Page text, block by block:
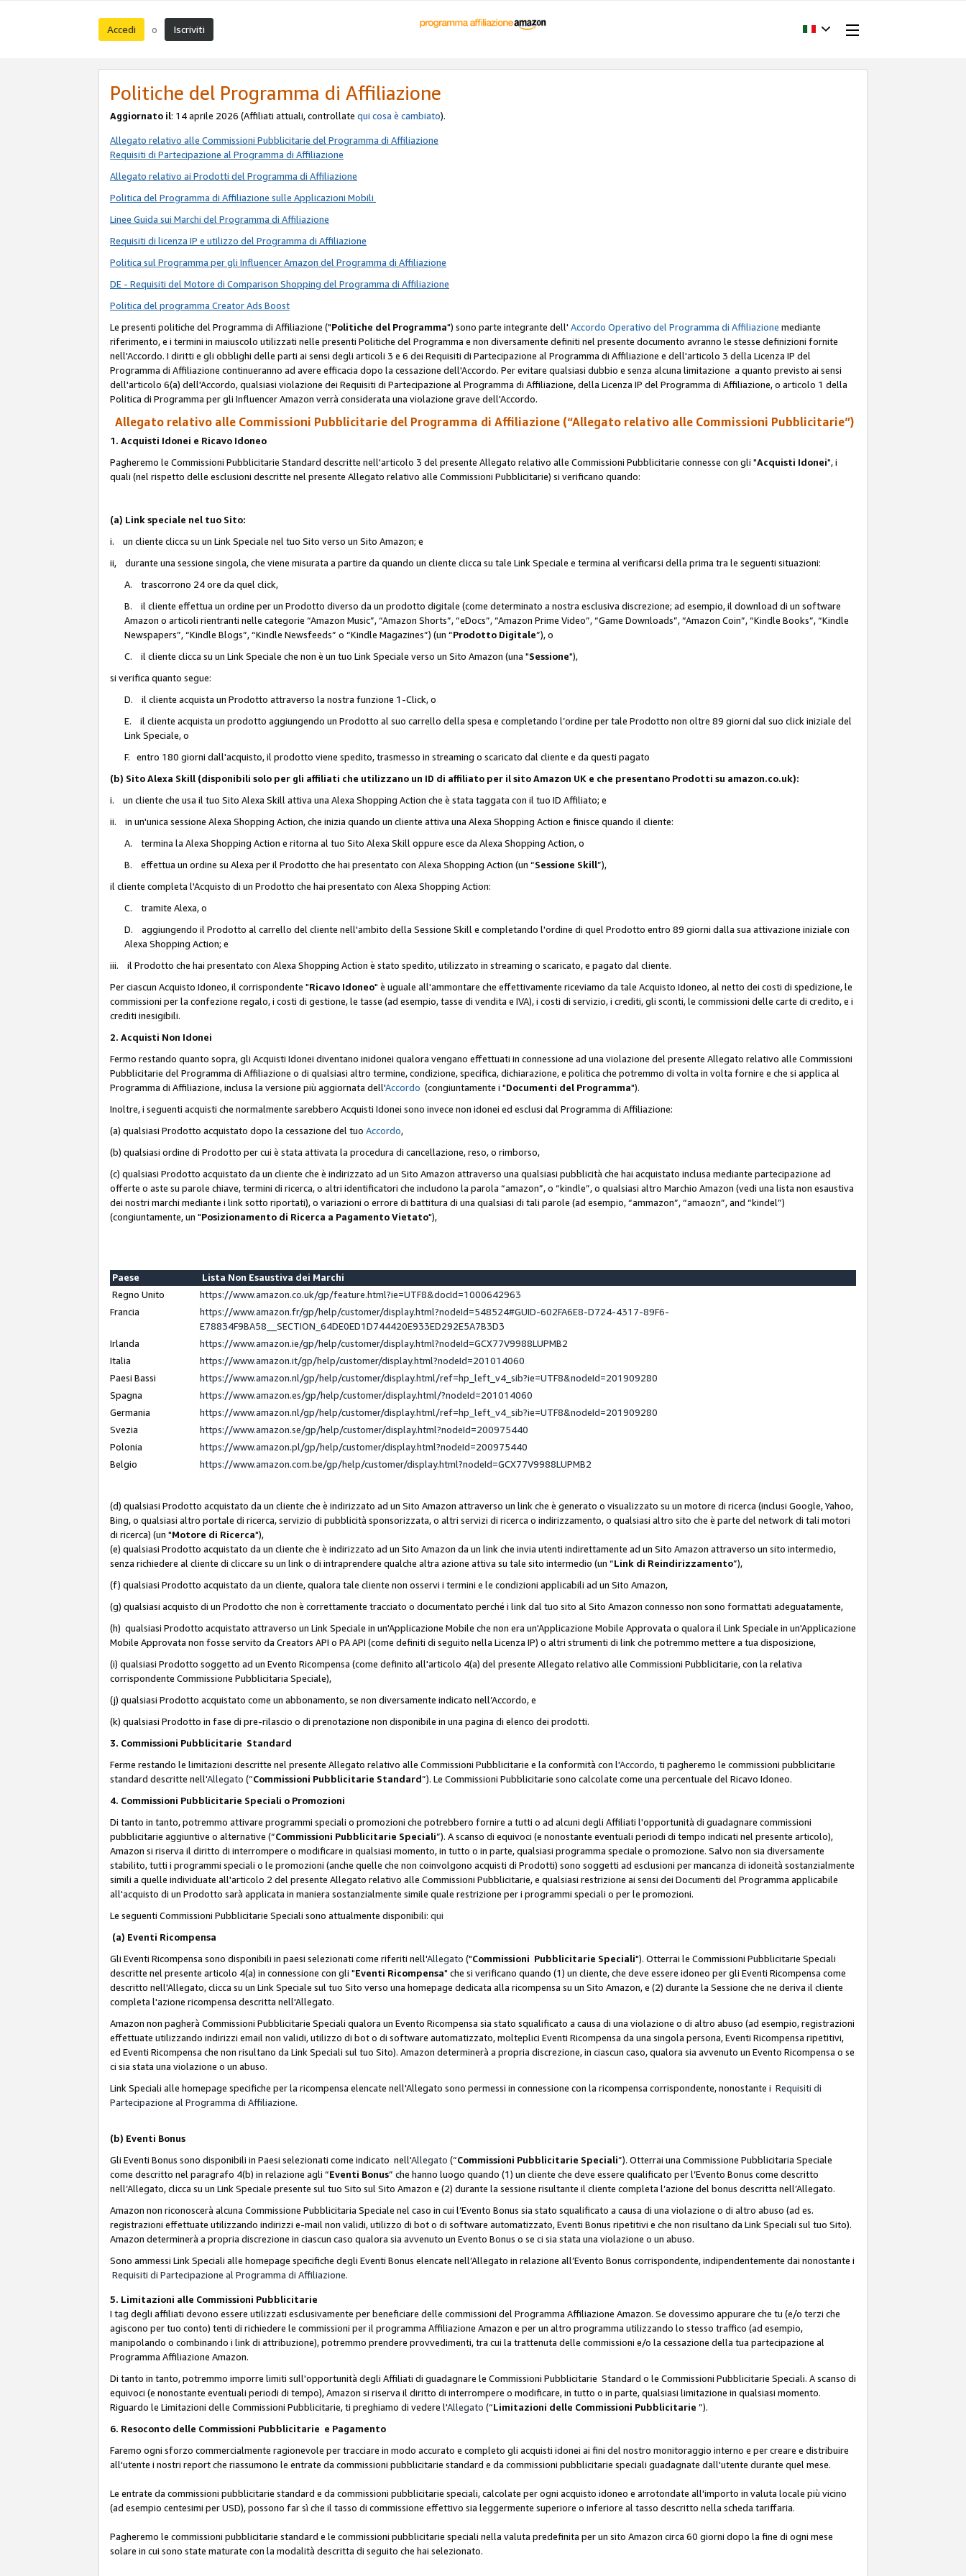
Accedi o Iscriviti
Politiche del Programma di Affiliazione
Aggiornato il: 14 aprile 2026 (Affiliati attuali, controllate qui cosa è cambiato).
Allegato relativo alle Commissioni Pubblicitarie del Programma di Affiliazione
Requisiti di Partecipazione al Programma di Affiliazione
Allegato relativo ai Prodotti del Programma di Affiliazione
Politica del Programma di Affiliazione sulle Applicazioni Mobili
Linee Guida sui Marchi del Programma di Affiliazione
Requisiti di licenza IP e utilizzo del Programma di Affiliazione
Politica sul Programma per gli Influencer Amazon del Programma di Affiliazione
DE - Requisiti del Motore di Comparison Shopping del Programma di Affiliazione
Politica del programma Creator Ads Boost
Le presenti politiche del Programma di Affiliazione ("Politiche del Programma") sono parte integrante dell' Accordo Operativo del Programma di Affiliazione mediante
riferimento, e i termini in maiuscolo utilizzati nelle presenti Politiche del Programma e non diversamente definiti nel presente documento avranno le stesse definizioni fornite
nell'Accordo. I diritti e gli obblighi delle parti ai sensi degli articoli 3 e 6 dei Requisiti di Partecipazione al Programma di Affiliazione e dell'articolo 3 della Licenza IP del
Programma di Affiliazione continueranno ad avere efficacia dopo la cessazione dell'Accordo. Per evitare qualsiasi dubbio e senza alcuna limitazione a quanto previsto ai sensi
dell'articolo 6(a) dell'Accordo, qualsiasi violazione dei Requisiti di Partecipazione al Programma di Affiliazione, della Licenza IP del Programma di Affiliazione, o articolo 1 della
Politica di Programma per gli Influencer Amazon verrà considerata una violazione grave dell'Accordo.
Allegato relativo alle Commissioni Pubblicitarie del Programma di Affiliazione (“Allegato relativo alle Commissioni Pubblicitarie”)
1. Acquisti Idonei e Ricavo Idoneo
Pagheremo le Commissioni Pubblicitarie Standard descritte nell'articolo 3 del presente Allegato relativo alle Commissioni Pubblicitarie connesse con gli "Acquisti Idonei", i
quali (nel rispetto delle esclusioni descritte nel presente Allegato relativo alle Commissioni Pubblicitarie) si verificano quando:
(a) Link speciale nel tuo Sito:
i. un cliente clicca su un Link Speciale nel tuo Sito verso un Sito Amazon; e
ii, durante una sessione singola, che viene misurata a partire da quando un cliente clicca su tale Link Speciale e termina al verificarsi della prima tra le seguenti situazioni:
A. trascorrono 24 ore da quel click,
B. il cliente effettua un ordine per un Prodotto diverso da un prodotto digitale (come determinato a nostra esclusiva discrezione; ad esempio, il download di un software
Amazon o articoli rientranti nelle categorie “Amazon Music”, “Amazon Shorts”, “eDocs”, “Amazon Prime Video”, “Game Downloads”, “Amazon Coin”, “Kindle Books”, “Kindle
Newspapers”, “Kindle Blogs”, “Kindle Newsfeeds” o “Kindle Magazines”) (un “Prodotto Digitale”), o
C. il cliente clicca su un Link Speciale che non è un tuo Link Speciale verso un Sito Amazon (una "Sessione"),
si verifica quanto segue:
D. il cliente acquista un Prodotto attraverso la nostra funzione 1-Click, o
E. il cliente acquista un prodotto aggiungendo un Prodotto al suo carrello della spesa e completando l’ordine per tale Prodotto non oltre 89 giorni dal suo click iniziale del
Link Speciale, o
F. entro 180 giorni dall'acquisto, il prodotto viene spedito, trasmesso in streaming o scaricato dal cliente e da questi pagato
(b) Sito Alexa Skill (disponibili solo per gli affiliati che utilizzano un ID di affiliato per il sito Amazon UK e che presentano Prodotti su amazon.co.uk):
i. un cliente che usa il tuo Sito Alexa Skill attiva una Alexa Shopping Action che è stata taggata con il tuo ID Affiliato; e
ii. in un'unica sessione Alexa Shopping Action, che inizia quando un cliente attiva una Alexa Shopping Action e finisce quando il cliente:
A. termina la Alexa Shopping Action e ritorna al tuo Sito Alexa Skill oppure esce da Alexa Shopping Action, o
B. effettua un ordine su Alexa per il Prodotto che hai presentato con Alexa Shopping Action (un “Sessione Skill”),
il cliente completa l'Acquisto di un Prodotto che hai presentato con Alexa Shopping Action:
C. tramite Alexa, o
D. aggiungendo il Prodotto al carrello del cliente nell'ambito della Sessione Skill e completando l'ordine di quel Prodotto entro 89 giorni dalla sua attivazione iniziale con
Alexa Shopping Action; e
iii. il Prodotto che hai presentato con Alexa Shopping Action è stato spedito, utilizzato in streaming o scaricato, e pagato dal cliente.
Per ciascun Acquisto Idoneo, il corrispondente "Ricavo Idoneo" è uguale all'ammontare che effettivamente riceviamo da tale Acquisto Idoneo, al netto dei costi di spedizione, le
commissioni per la confezione regalo, i costi di gestione, le tasse (ad esempio, tasse di vendita e IVA), i costi di servizio, i crediti, gli sconti, le commissioni delle carte di credito, e i
crediti inesigibili.
2. Acquisti Non Idonei
Fermo restando quanto sopra, gli Acquisti Idonei diventano inidonei qualora vengano effettuati in connessione ad una violazione del presente Allegato relativo alle Commissioni
Pubblicitarie del Programma di Affiliazione o di qualsiasi altro termine, condizione, specifica, dichiarazione, e politica che potremmo di volta in volta fornire e che si applica al
Programma di Affiliazione, inclusa la versione più aggiornata dell'Accordo (congiuntamente i "Documenti del Programma").
Inoltre, i seguenti acquisti che normalmente sarebbero Acquisti Idonei sono invece non idonei ed esclusi dal Programma di Affiliazione:
(a) qualsiasi Prodotto acquistato dopo la cessazione del tuo Accordo,
(b) qualsiasi ordine di Prodotto per cui è stata attivata la procedura di cancellazione, reso, o rimborso,
(c) qualsiasi Prodotto acquistato da un cliente che è indirizzato ad un Sito Amazon attraverso una qualsiasi pubblicità che hai acquistato inclusa mediante partecipazione ad
offerte o aste su parole chiave, termini di ricerca, o altri identificatori che includono la parola “amazon”, o “kindle”, o qualsiasi altro Marchio Amazon (vedi una lista non esaustiva
dei nostri marchi mediante i link sotto riportati), o variazioni o errore di battitura di una qualsiasi di tali parole (ad esempio, “ammazon”, “amaozn”, and “kindel”)
(congiuntamente, un "Posizionamento di Ricerca a Pagamento Vietato"),
Paese
Lista Non Esaustiva dei Marchi
Regno Unito
https://www.amazon.co.uk/gp/feature.html?ie=UTF8&docId=1000642963
Francia
https://www.amazon.fr/gp/help/customer/display.html?nodeId=548524#GUID-602FA6E8-D724-4317-89F6-
E78834F9BA58__SECTION_64DE0ED1D744420E933ED292E5A7B3D3
Irlanda
https://www.amazon.ie/gp/help/customer/display.html?nodeId=GCX77V9988LUPMB2
Italia
https://www.amazon.it/gp/help/customer/display.html?nodeId=201014060
Paesi Bassi
https://www.amazon.nl/gp/help/customer/display.html/ref=hp_left_v4_sib?ie=UTF8&nodeId=201909280
Spagna
https://www.amazon.es/gp/help/customer/display.html/?nodeId=201014060
Germania
https://www.amazon.nl/gp/help/customer/display.html/ref=hp_left_v4_sib?ie=UTF8&nodeId=201909280
Svezia
https://www.amazon.se/gp/help/customer/display.html?nodeId=200975440
Polonia
https://www.amazon.pl/gp/help/customer/display.html?nodeId=200975440
Belgio
https://www.amazon.com.be/gp/help/customer/display.html?nodeId=GCX77V9988LUPMB2
(d) qualsiasi Prodotto acquistato da un cliente che è indirizzato ad un Sito Amazon attraverso un link che è generato o visualizzato su un motore di ricerca (inclusi Google, Yahoo,
Bing, o qualsiasi altro portale di ricerca, servizio di pubblicità sponsorizzata, o altri servizi di ricerca o indirizzamento, o qualsiasi altro sito che è parte del network di tali motori
di ricerca) (un "Motore di Ricerca"),
(e) qualsiasi Prodotto acquistato da un cliente che è indirizzato ad un Sito Amazon da un link che invia utenti indirettamente ad un Sito Amazon attraverso un sito intermedio,
senza richiedere al cliente di cliccare su un link o di intraprendere qualche altra azione attiva su tale sito intermedio (un “Link di Reindirizzamento”),
(f) qualsiasi Prodotto acquistato da un cliente, qualora tale cliente non osservi i termini e le condizioni applicabili ad un Sito Amazon,
(g) qualsiasi acquisto di un Prodotto che non è correttamente tracciato o documentato perché i link dal tuo sito al Sito Amazon connesso non sono formattati adeguatamente,
(h) qualsiasi Prodotto acquistato attraverso un Link Speciale in un'Applicazione Mobile che non era un'Applicazione Mobile Approvata o qualora il Link Speciale in un'Applicazione
Mobile Approvata non fosse servito da Creators API o PA API (come definiti di seguito nella Licenza IP) o altri strumenti di link che potremmo mettere a tua disposizione,
(i) qualsiasi Prodotto soggetto ad un Evento Ricompensa (come definito all'articolo 4(a) del presente Allegato relativo alle Commissioni Pubblicitarie, con la relativa
corrispondente Commissione Pubblicitaria Speciale),
(j) qualsiasi Prodotto acquistato come un abbonamento, se non diversamente indicato nell’Accordo, e
(k) qualsiasi Prodotto in fase di pre-rilascio o di prenotazione non disponibile in una pagina di elenco dei prodotti.
3. Commissioni Pubblicitarie Standard
Ferme restando le limitazioni descritte nel presente Allegato relativo alle Commissioni Pubblicitarie e la conformità con l'Accordo, ti pagheremo le commissioni pubblicitarie
standard descritte nell'Allegato (“Commissioni Pubblicitarie Standard”). Le Commissioni Pubblicitarie sono calcolate come una percentuale del Ricavo Idoneo.
4. Commissioni Pubblicitarie Speciali o Promozioni
Di tanto in tanto, potremmo attivare programmi speciali o promozioni che potrebbero fornire a tutti o ad alcuni degli Affiliati l'opportunità di guadagnare commissioni
pubblicitarie aggiuntive o alternative (“Commissioni Pubblicitarie Speciali”). A scanso di equivoci (e nonostante eventuali periodi di tempo indicati nel presente articolo),
Amazon si riserva il diritto di interrompere o modificare in qualsiasi momento, in tutto o in parte, qualsiasi programma speciale o promozione. Salvo non sia diversamente
stabilito, tutti i programmi speciali o le promozioni (anche quelle che non coinvolgono acquisti di Prodotti) sono soggetti ad esclusioni per mancanza di idoneità sostanzialmente
simili a quelle individuate all'articolo 2 del presente Allegato relativo alle Commissioni Pubblicitarie, e qualsiasi restrizione ai sensi dei Documenti del Programma applicabile
all'acquisto di un Prodotto sarà applicata in maniera sostanzialmente simile quale restrizione per i programmi speciali o per le promozioni.
Le seguenti Commissioni Pubblicitarie Speciali sono attualmente disponibili: qui
(a) Eventi Ricompensa
Gli Eventi Ricompensa sono disponibili in paesi selezionati come riferiti nell'Allegato ("Commissioni Pubblicitarie Speciali"). Otterrai le Commissioni Pubblicitarie Speciali
descritte nel presente articolo 4(a) in connessione con gli "Eventi Ricompensa" che si verificano quando (1) un cliente, che deve essere idoneo per gli Eventi Ricompensa come
descritto nell'Allegato, clicca su un Link Speciale sul tuo Sito verso una homepage dedicata alla ricompensa su un Sito Amazon, e (2) durante la Sessione che ne deriva il cliente
completa l'azione ricompensa descritta nell'Allegato.
Amazon non pagherà Commissioni Pubblicitarie Speciali qualora un Evento Ricompensa sia stato squalificato a causa di una violazione o di altro abuso (ad esempio, registrazioni
effettuate utilizzando indirizzi email non validi, utilizzo di bot o di software automatizzato, molteplici Eventi Ricompensa da una singola persona, Eventi Ricompensa ripetitivi,
ed Eventi Ricompensa che non risultano da Link Speciali sul tuo Sito). Amazon determinerà a propria discrezione, in ciascun caso, qualora sia avvenuto un Evento Ricompensa o se
ci sia stata una violazione o un abuso.
Link Speciali alle homepage specifiche per la ricompensa elencate nell'Allegato sono permessi in connessione con la ricompensa corrispondente, nonostante i Requisiti di
Partecipazione al Programma di Affiliazione.
(b) Eventi Bonus
Gli Eventi Bonus sono disponibili in Paesi selezionati come indicato nell'Allegato (“Commissioni Pubblicitarie Speciali”). Otterrai una Commissione Pubblicitaria Speciale
come descritto nel paragrafo 4(b) in relazione agli “Eventi Bonus” che hanno luogo quando (1) un cliente che deve essere qualificato per l’Evento Bonus come descritto
nell’Allegato, clicca su un Link Speciale presente sul tuo Sito sul Sito Amazon e (2) durante la sessione risultante il cliente completa l’azione del bonus descritta nell’Allegato.
Amazon non riconoscerà alcuna Commissione Pubblicitaria Speciale nel caso in cui l’Evento Bonus sia stato squalificato a causa di una violazione o di altro abuso (ad es.
registrazioni effettuate utilizzando indirizzi e-mail non validi, utilizzo di bot o di software automatizzato, Eventi Bonus ripetitivi e che non risultano da Link Speciali sul tuo Sito).
Amazon determinerà a propria discrezione in ciascun caso qualora sia avvenuto un Evento Bonus o se ci sia stata una violazione o un abuso.
Sono ammessi Link Speciali alle homepage specifiche degli Eventi Bonus elencate nell’Allegato in relazione all’Evento Bonus corrispondente, indipendentemente dai nonostante i
Requisiti di Partecipazione al Programma di Affiliazione.
5. Limitazioni alle Commissioni Pubblicitarie
I tag degli affiliati devono essere utilizzati esclusivamente per beneficiare delle commissioni del Programma Affiliazione Amazon. Se dovessimo appurare che tu (e/o terzi che
agiscono per tuo conto) tenti di richiedere le commissioni per il programma Affiliazione Amazon e per un altro programma utilizzando lo stesso traffico (ad esempio,
manipolando o combinando i link di attribuzione), potremmo prendere provvedimenti, tra cui la trattenuta delle commissioni e/o la cessazione della tua partecipazione al
Programma Affiliazione Amazon.
Di tanto in tanto, potremmo imporre limiti sull'opportunità degli Affiliati di guadagnare le Commissioni Pubblicitarie Standard o le Commissioni Pubblicitarie Speciali. A scanso di
equivoci (e nonostante eventuali periodi di tempo), Amazon si riserva il diritto di interrompere o modificare, in tutto o in parte, qualsiasi limitazione in qualsiasi momento.
Riguardo le Limitazioni delle Commissioni Pubblicitarie, ti preghiamo di vedere l'Allegato (“Limitazioni delle Commissioni Pubblicitarie ”).
6. Resoconto delle Commissioni Pubblicitarie e Pagamento
Faremo ogni sforzo commercialmente ragionevole per tracciare in modo accurato e completo gli acquisti idonei ai fini del nostro monitoraggio interno e per creare e distribuire
all'utente i nostri report che riassumono le entrate da commissioni pubblicitarie standard e da commissioni pubblicitarie speciali guadagnate dall'utente durante quel mese.
Le entrate da commissioni pubblicitarie standard e da commissioni pubblicitarie speciali, calcolate per ogni acquisto idoneo e arrotondate all'importo in valuta locale più vicino
(ad esempio centesimi per USD), possono far sì che il tasso di commissione effettivo sia leggermente superiore o inferiore al tasso descritto nella scheda tariffaria.
Pagheremo le commissioni pubblicitarie standard e le commissioni pubblicitarie speciali nella valuta predefinita per un sito Amazon circa 60 giorni dopo la fine di ogni mese
solare in cui sono state maturate con la modalità descritta di seguito che hai selezionato.